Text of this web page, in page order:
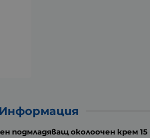
Информация
подмладяващ околоочен крем 15